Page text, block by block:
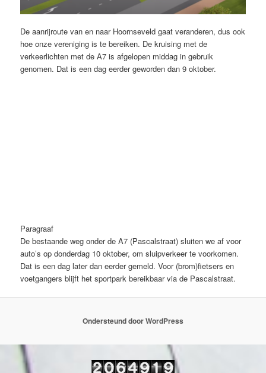
De aanrijroute van en naar Hoornseveld gaat veranderen, dus ook
hoe onze vereniging is te bereiken. De kruising met de
verkeerlichten met de A7 is afgelopen middag in gebruik
genomen. Dat is een dag eerder geworden dan 9 oktober.
Paragraaf
De bestaande weg onder de A7 (Pascalstraat) sluiten we af voor
auto’s op donderdag 10 oktober, om sluipverkeer te voorkomen.
Dat is een dag later dan eerder gemeld. Voor (brom)fietsers en
voetgangers blijft het sportpark bereikbaar via de Pascalstraat.
Ondersteund door WordPress